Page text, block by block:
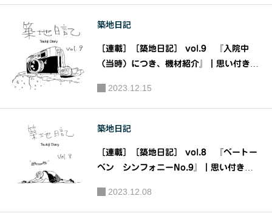
築地日記
［連載］［築地日記］ vol.9 『入院中
（当時）につき、機材紹介』｜思い付きが
杉山圭（築地考 著者）
2023.12.15
築地日記
［連載］［築地日記］ vol.8 『ベートー
ベン シンフォニーNo.9』｜思い付きが
杉山圭（築地考 著者）
2023.12.08